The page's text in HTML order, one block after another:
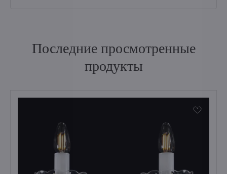
Последние просмотренные
продукты